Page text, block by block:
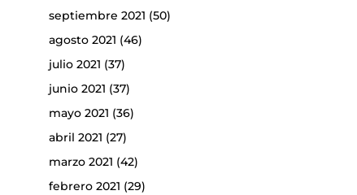
septiembre 2021 (50)
agosto 2021 (46)
julio 2021 (37)
junio 2021 (37)
mayo 2021 (36)
abril 2021 (27)
marzo 2021 (42)
febrero 2021 (29)